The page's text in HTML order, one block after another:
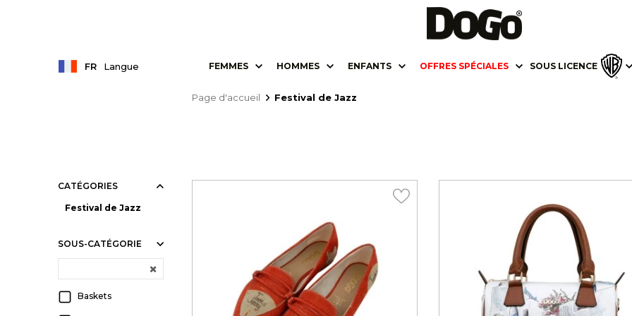
FR Langue FEMMES HOMMES ENFANTS OFFRES SPÉCIALES SOUS LICENCE
CATÉGORIES
Festival de Jazz
SOUS-CATÉGORIE
Baskets
Page d'accueil Festival de Jazz